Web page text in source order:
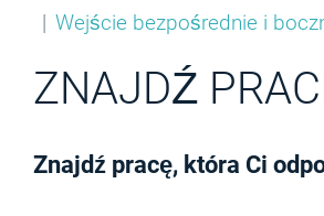
Wejście bezpośrednie i
ZNAJDŹ
Znajdź pracę, która Ci